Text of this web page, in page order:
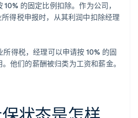
的固定比例扣除。作为公司，
得税申报时，从其利润中扣除经理
所得税，经理可以申请按 10% 的固
他们的薪酬被归类为工资和薪金。